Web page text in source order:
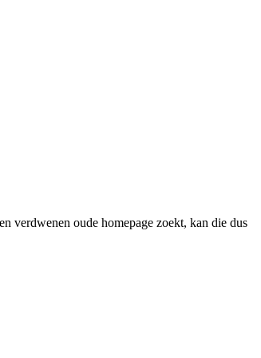
verdwenen oude homepage zoekt, kan die dus